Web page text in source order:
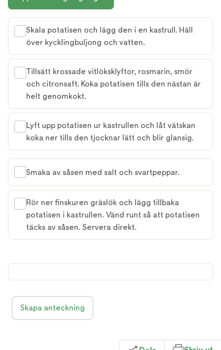
Skala potatisen och lägg den i en kastrull. Häll
över kycklingbuljong och vatten.
Tillsätt krossade vitlöksklyftor, rosmarin, smör
och citronsaft. Koka potatisen tills den nästan är
helt genomkokt.
Lyft upp potatisen ur kastrullen och låt vätskan
koka ner tills den tjocknar lätt och blir glansig.
Smaka av såsen med salt och svartpeppar.
Rör ner finskuren gräslök och lägg tillbaka
potatisen i kastrullen. Vänd runt så att potatisen
täcks av såsen. Servera direkt.
Skapa anteckning